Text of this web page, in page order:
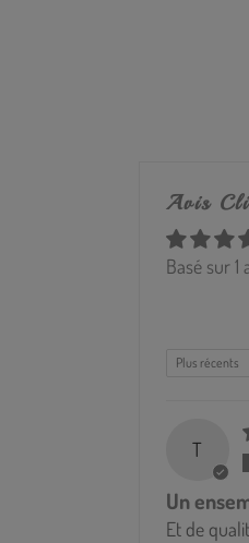
Avis
Basé sur 1
Sort by
T
Un
Et de